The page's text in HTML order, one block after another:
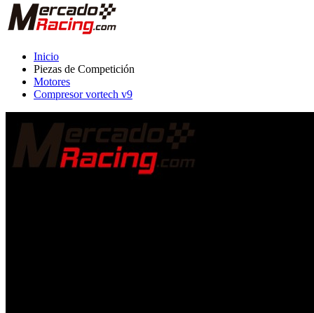
Piezas de Competición
Motores
Compresor vortech v9